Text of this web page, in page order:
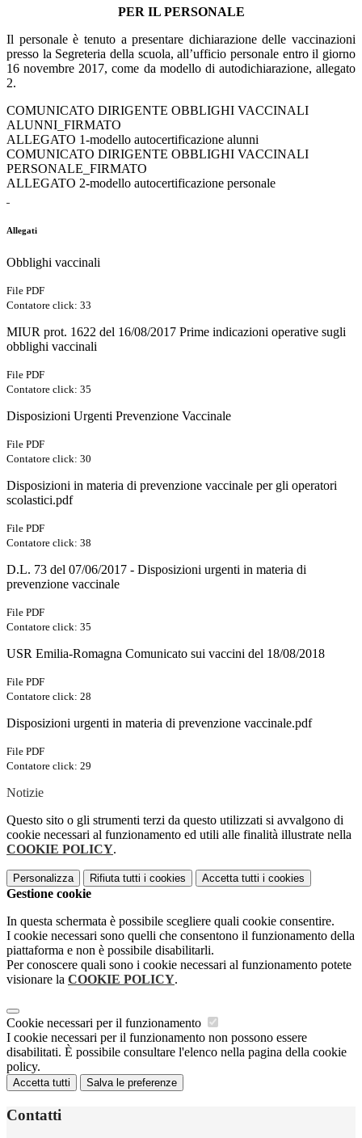
PER IL PERSONALE
Il personale è tenuto a presentare dichiarazione delle vaccinazioni
presso la Segreteria della scuola, all’ufficio personale entro il giorno
16 novembre 2017, come da modello di autodichiarazione, allegato
2.
COMUNICATO DIRIGENTE OBBLIGHI VACCINALI
ALUNNI_FIRMATO
ALLEGATO 1-modello autocertificazione alunni
COMUNICATO DIRIGENTE OBBLIGHI VACCINALI
PERSONALE_FIRMATO
ALLEGATO 2-modello autocertificazione personale
Allegati
Obblighi vaccinali
File PDF
Contatore click: 33
MIUR prot. 1622 del 16/08/2017 Prime indicazioni operative sugli
obblighi vaccinali
File PDF
Contatore click: 35
Disposizioni Urgenti Prevenzione Vaccinale
File PDF
Contatore click: 30
Disposizioni in materia di prevenzione vaccinale per gli operatori
scolastici.pdf
File PDF
Contatore click: 38
D.L. 73 del 07/06/2017 - Disposizioni urgenti in materia di
prevenzione vaccinale
File PDF
Contatore click: 35
USR Emilia-Romagna Comunicato sui vaccini del 18/08/2018
File PDF
Contatore click: 28
Disposizioni urgenti in materia di prevenzione vaccinale.pdf
File PDF
Contatore click: 29
Notizie
Questo sito o gli strumenti terzi da questo utilizzati si avvalgono di
cookie necessari al funzionamento ed utili alle finalità illustrate nella
COOKIE POLICY.
Personalizza Rifiuta tutti i cookies Accetta tutti i cookies
Gestione cookie
In questa schermata è possibile scegliere quali cookie consentire.
I cookie necessari sono quelli che consentono il funzionamento della
piattaforma e non è possibile disabilitarli.
Per conoscere quali sono i cookie necessari al funzionamento potete
visionare la COOKIE POLICY.
Cookie necessari per il funzionamento
I cookie necessari per il funzionamento non possono essere
disabilitati. È possibile consultare l'elenco nella pagina della cookie
policy.
Accetta tutti Salva le preferenze
Contatti